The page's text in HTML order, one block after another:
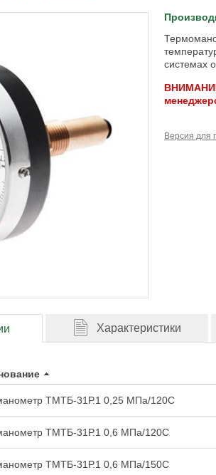
системах
Версия для
Характеристики
ТМТБ-31Р.1 0,25 МПа/120С
ТМТБ-31Р.1 0,6 МПа/120С
ТМТБ-31Р.1 0,6 МПа/150С